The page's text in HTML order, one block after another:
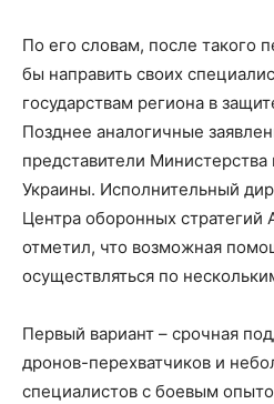
По его словам, после такого
бы направить своих
государствам региона в
Позднее аналогичные
представители
Украины. Исполнительный
Центра оборонных стратегий
отметил, что возможная
осуществляться по
Первый вариант – срочная
дронов-перехватчиков и
специалистов с боевым